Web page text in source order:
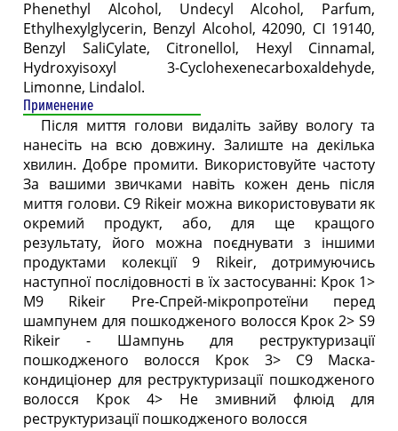
Phenethyl Alcohol, Undecyl Alcohol, Parfum,
Ethylhexylglycerin, Benzyl Alcohol, 42090, CI 19140,
Benzyl SaliCylate, Citronellol, Hexyl Cinnamal,
Hydroxyisoxyl 3-Cyclohexenecarboxaldehyde,
Limonne, Lindalol.
Применение
Після миття голови видаліть зайву вологу та
нанесіть на всю довжину. Залиште на декілька
хвилин. Добре промити. Використовуйте частоту
За вашими звичками навіть кожен день після
миття голови. C9 Rikeir можна використовувати як
окремий продукт, або, для ще кращого
результату, його можна поєднувати з іншими
продуктами колекції 9 Rikeir, дотримуючись
наступної послідовності в їх застосуванні: Крок 1>
M9 Rikeir Pre-Спрей-мікропротеїни перед
шампунем для пошкодженого волосся Крок 2> S9
Rikeir - Шампунь для реструктуризації
пошкодженого волосся Крок 3> C9 Маска-
кондиціонер для реструктуризації пошкодженого
волосся Крок 4> Не змивний флюід для
реструктуризації пошкодженого волосся